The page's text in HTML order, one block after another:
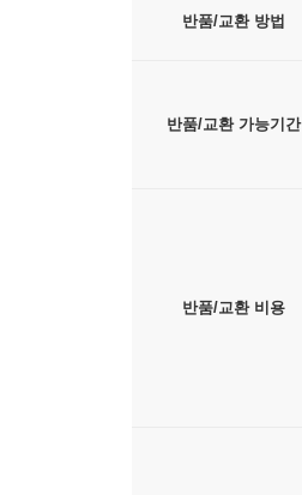
반품/교환 방법
반품/교환 가능기간
반품/교환 비용